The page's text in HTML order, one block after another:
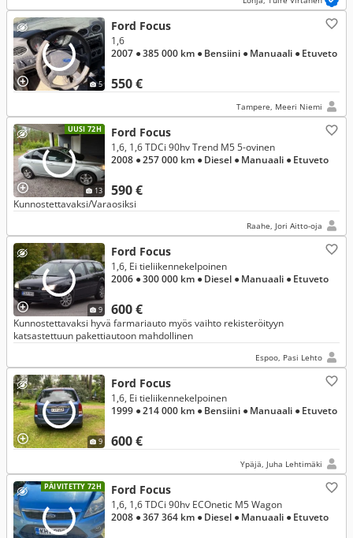
5
Ford Focus
550 €
1,6
2007 ● 385 000 km ● Bensiini ● Manuaali ● Etuveto
Tampere, Meeri Niemi
UUSI 72H
13
Ford Focus
590 €
1,6, 1,6 TDCi 90hv Trend M5 5-ovinen
2008 ● 257 000 km ● Diesel ● Manuaali ● Etuveto
Kunnostettavaksi/Varaosiksi
Raahe, Jori Aitto-oja
9
Ford Focus
600 €
1,6, Ei tieliikennekelpoinen
2006 ● 300 000 km ● Diesel ● Manuaali ● Etuveto
Kunnostettavaksi hyvä farmariauto myös vaihto rekisteröityyn
katsastettuun pakettiautoon mahdollinen
Espoo, Pasi Lehto
9
Ford Focus
600 €
1,6, Ei tieliikennekelpoinen
1999 ● 214 000 km ● Bensiini ● Manuaali ● Etuveto
Ypäjä, Juha Lehtimäki
PÄIVITETTY 72H Ford Focus
1,6, 1,6 TDCi 90hv ECOnetic M5 Wagon
2008 ● 367 364 km ● Diesel ● Manuaali ● Etuveto